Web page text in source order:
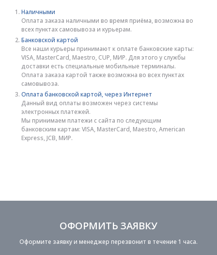
Наличными
Оплата заказа наличными во время приёма, возможна во
всех пунктах самовывоза и курьерам.
Банковской картой
Все наши курьеры принимают к оплате банковские карты:
VISA, MasterCard, Maestro, CUP, МИР. Для этого у службы
доставки есть специальные мобильные терминалы.
Оплата заказа картой также возможна во всех пунктах
самовывоза.
Оплата банковской картой, через Интернет
Данный вид оплаты возможен через системы
электронных платежей.
Мы принимаем платежи с сайта по следующим
банковским картам: VISA, MasterCard, Maestro, American
Express, JCB, МИР.
ОФОРМИТЬ ЗАЯВКУ
Оформите заявку и менеджер перезвонит в течение 1 часа.